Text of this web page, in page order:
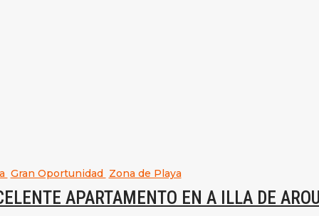
Gran Oportunidad Zona de Playa
APARTAMENTO EN A ILLA DE